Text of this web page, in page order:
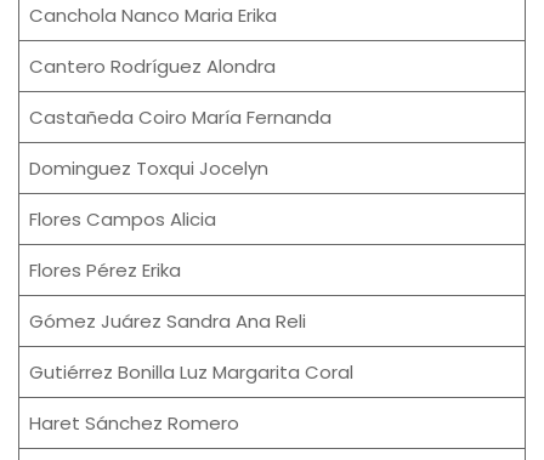
Canchola Nanco Maria Erika
Cantero Rodríguez Alondra
Castañeda Coiro María Fernanda
Dominguez Toxqui Jocelyn
Flores Campos Alicia
Flores Pérez Erika
Gómez Juárez Sandra Ana Reli
Gutiérrez Bonilla Luz Margarita Coral
Haret Sánchez Romero